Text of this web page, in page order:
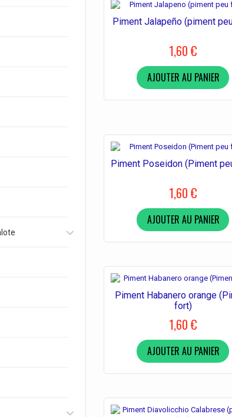
Piment Jalapeño (piment
1,60 €
AJOUTER AU PANIER
Piment Poseidon (Piment
1,60 €
AJOUTER AU PANIER
Piment Habanero orange
fort)
1,60 €
AJOUTER AU PANIER